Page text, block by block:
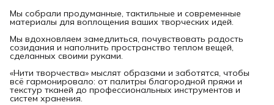
Мы собрали продуманные, тактильные и современные
материалы для воплощения ваших творческих идей.
Мы вдохновляем замедлиться, почувствовать радость
созидания и наполнить пространство теплом вещей,
сделанных своими руками.
«Нити творчества» мыслят образами и заботятся, чтобы
всё гармонировало: от палитры благородной пряжи и
текстур тканей до профессиональных инструментов и
систем хранения.